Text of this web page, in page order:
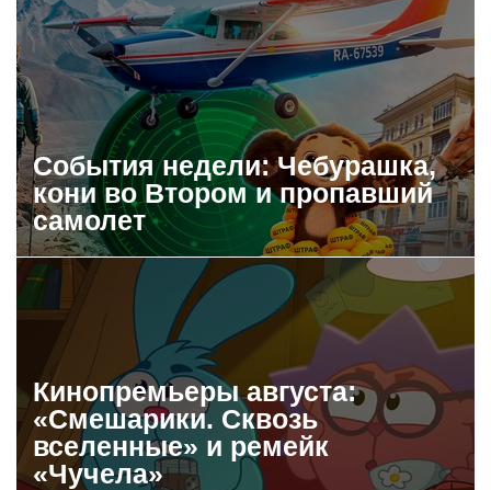
События недели: Чебурашка,
кони во Втором и пропавший
самолет
Кинопремьеры августа:
«Смешарики. Сквозь
вселенные» и ремейк
«Чучела»